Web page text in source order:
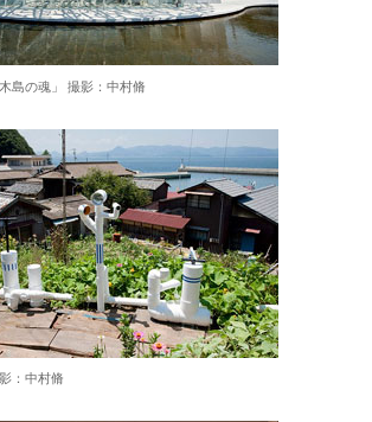
島の魂」 撮影：中村脩
：中村脩